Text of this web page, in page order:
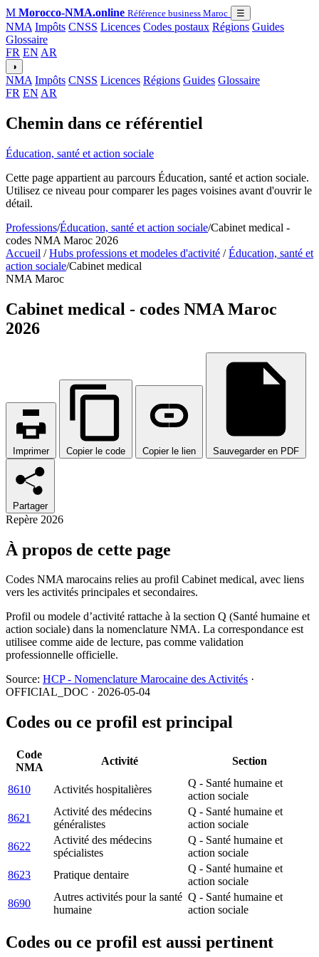
M Morocco-NMA.online Référence business Maroc ☰
NMA Impôts CNSS Licences Codes postaux Régions Guides
Glossaire
FR EN AR
◑
NMA Impôts CNSS Licences Régions Guides Glossaire
FR EN AR
Chemin dans ce référentiel
Éducation, santé et action sociale
Cette page appartient au parcours Éducation, santé et action sociale.
Utilisez ce niveau pour comparer les pages voisines avant d'ouvrir le
détail.
Professions/Éducation, santé et action sociale/Cabinet medical -
codes NMA Maroc 2026
Accueil / Hubs professions et modeles d'activité / Éducation, santé et
action sociale/Cabinet medical
NMA Maroc
Cabinet medical - codes NMA Maroc
2026
Imprimer Copier le code Copier le lien Sauvegarder en PDF
Partager
Repère 2026
À propos de cette page
Codes NMA marocains relies au profil Cabinet medical, avec liens
vers les activités principales et secondaires.
Profil ou modele d’activité rattache à la section Q (Santé humaine et
action sociale) dans la nomenclature NMA. La correspondance est
utilisee comme aide de lecture, pas comme validation
professionnelle officielle.
Source: HCP - Nomenclature Marocaine des Activités ·
OFFICIAL_DOC · 2026-05-04
Codes ou ce profil est principal
Code
NMA
Activité Section
8610 Activités hospitalières
Q - Santé humaine et
action sociale
8621
Activité des médecins
généralistes
Q - Santé humaine et
action sociale
8622
Activité des médecins
spécialistes
Q - Santé humaine et
action sociale
8623
Pratique dentaire
Q - Santé humaine et
action sociale
8690
Autres activités pour la santé
humaine
Q - Santé humaine et
action sociale
Codes ou ce profil est aussi pertinent